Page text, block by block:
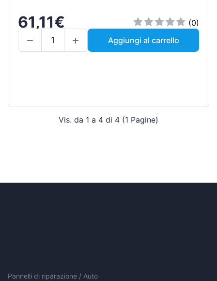
61,11€
(0)
Aggiungi al carrello
Vis. da 1 a 4 di 4 (1 Pagine)
Pannelli di riparazione / Auto